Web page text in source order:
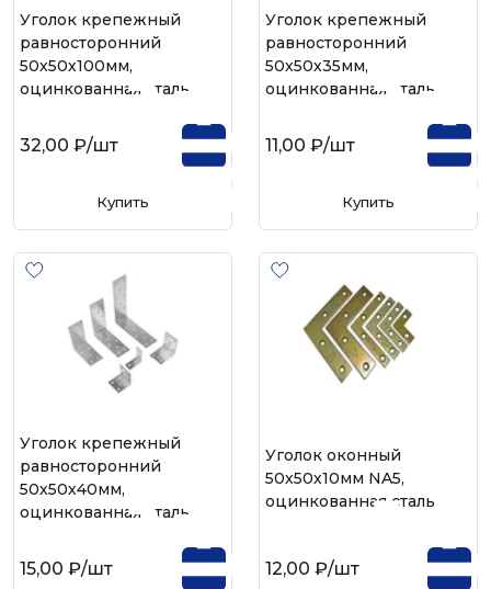
Уголок крепежный
равносторонний
50х50х100мм,
оцинкованная сталь
32,00 ₽/шт
Купить
Уголок крепежный
равносторонний
50х50х35мм,
оцинкованная сталь
11,00 ₽/шт
Купить
Уголок крепежный
равносторонний
50х50х40мм,
оцинкованная сталь
15,00 ₽/шт
Уголок оконный
50х50х10мм NA5,
оцинкованная сталь
12,00 ₽/шт